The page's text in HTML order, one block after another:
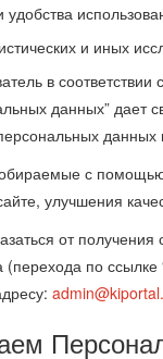
и иных
в
данных” дает
с помощью
улучшения
от
(перехода по